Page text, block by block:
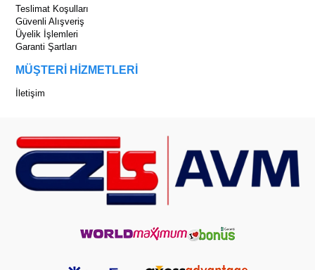
Teslimat Koşulları
Güvenli Alışveriş
Üyelik İşlemleri
Garanti Şartları
MÜŞTERİ HİZMETLERİ
İletişim